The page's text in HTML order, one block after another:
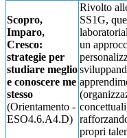
Scopro,
Imparo,
Cresco:
strategie per
studiare meglio
e conoscere me
stesso
(Orientamento -
ESO4.6.A4.D)
Rivolto
SS1G,
un
propri